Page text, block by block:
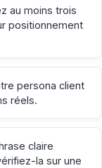
au moins trois
positionnement
persona client
réels.
claire
la sur une